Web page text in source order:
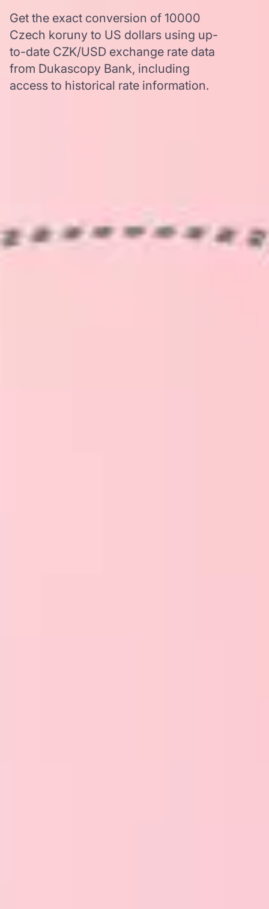
Get the exact conversion of 10000
Czech koruny to US dollars using up-
to-date CZK/USD exchange rate data
from Dukascopy Bank, including
access to historical rate information.